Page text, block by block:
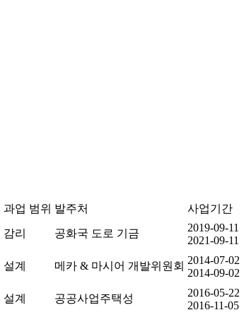
과업 범위 발주처 사업기간
감리 공화국 도로 기금
2019-09-11
2021-09-11
설계 메카 & 마시어 개발위원회 2014-07-02
2014-09-02
설계 공공사업주택성
2016-05-22
2016-11-05